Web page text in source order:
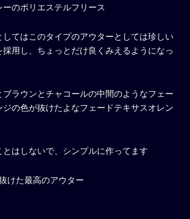
のポリエステルフリース
てはこのタイプのアウターとしては珍しい
用し、ちょっとだけ良くみえるようになっ
ラウンとチャコールの中間のようなフェー
ジの色が抜けたよなフェードテキサスオレン
はしないで、シンプルに作ってます
けた最高のアウター